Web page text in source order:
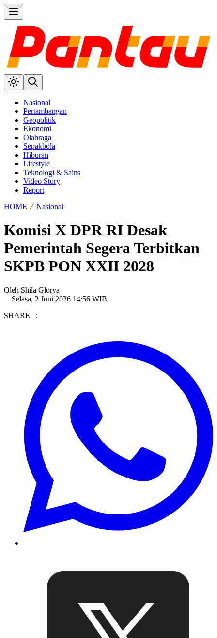
Nasional
Pertambangan
Geopolitik
Ekonomi
Olahraga
Sepakbola
Hiburan
Lifestyle
Teknologi & Sains
Video Story
Report
HOME ⁄ Nasional
Komisi X DPR RI Desak
Pemerintah Segera Terbitkan
SKPB PON XXII 2028
Oleh Shila Glorya
—Selasa, 2 Juni 2026 14:56 WIB
SHARE :